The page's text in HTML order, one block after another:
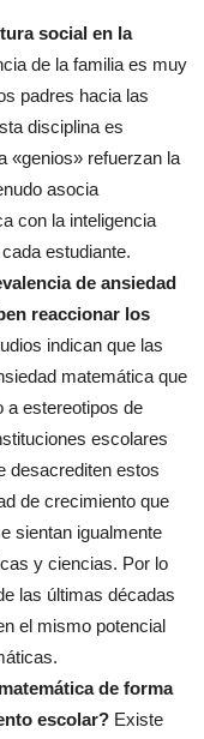
social en la
de la familia es muy
padres hacia las
disciplina es
«genios» refuerzan la
asocia
con la inteligencia
estudiante.
de ansiedad
reaccionar los
indican que las
matemática que
a estereotipos de
escolares
desacrediten estos
de crecimiento que
sientan igualmente
y ciencias. Por lo
las últimas décadas
el mismo potencial
de forma
escolar? Existe